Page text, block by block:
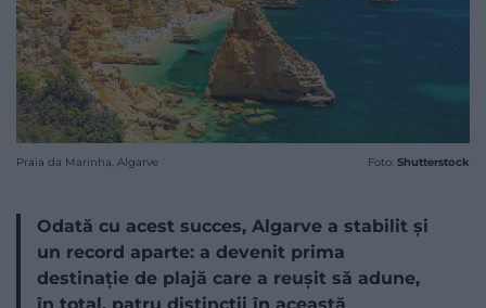
Praia da Marinha, Algarve Foto: Shutterstock
Odată cu acest succes, Algarve a stabilit și
un record aparte: a devenit prima
destinație de plajă care a reușit să adune,